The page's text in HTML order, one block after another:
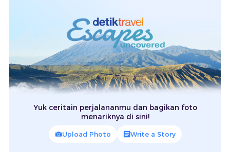
Yuk ceritain perjalananmu dan bagikan foto
menariknya di sini!
Upload Photo Write a Story